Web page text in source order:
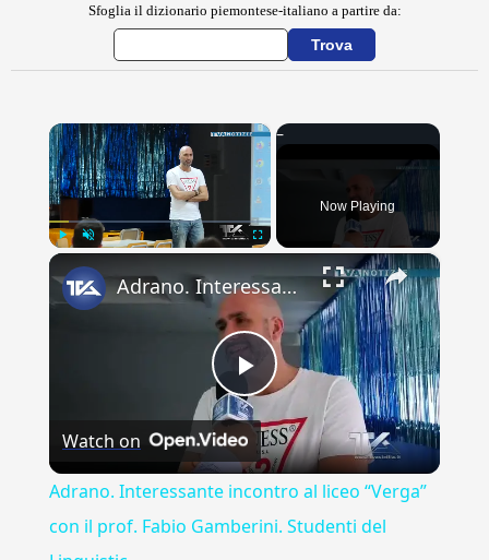
Sfoglia il dizionario piemontese-italiano a partire da:
×
Now Playing
×
Play
Video
Adrano. Interessante incontro al liceo “Verga” con il prof. Fabio Gamberini. Studenti del Linguistic
Watch on
Adrano. Interessante incontro al liceo “Verga”
con il prof. Fabio Gamberini. Studenti del